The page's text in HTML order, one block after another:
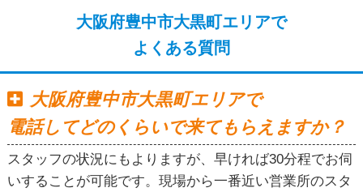
大阪府豊中市大黒町エリアで
よくある質問
大阪府豊中市大黒町エリアで
電話してどのくらいで来てもらえますか？
スタッフの状況にもよりますが、早ければ30分程でお伺
いすることが可能です。現場から一番近い営業所のスタ